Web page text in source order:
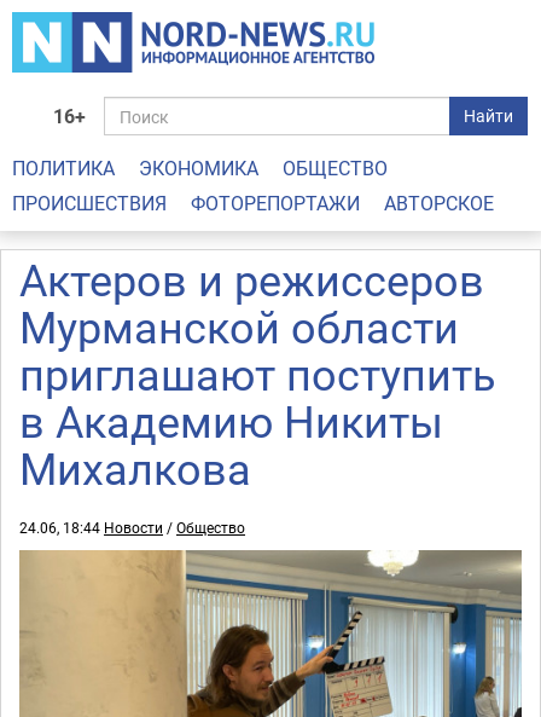
16+ Найти
ПОЛИТИКА ЭКОНОМИКА
ОБЩЕСТВО
ПРОИСШЕСТВИЯ
ФОТОРЕПОРТАЖИ АВТОРСКОЕ
Актеров и режиссеров
Мурманской области
приглашают поступить
в Академию Никиты
Михалкова
24.06, 18:44 Новости /Общество